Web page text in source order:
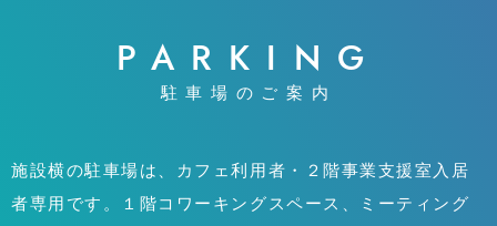
PARKING
駐車場のご案内
施設横の駐車場は、カフェ利用者・２階事業支援室入居
者専用です。１階コワーキングスペース、ミーティング